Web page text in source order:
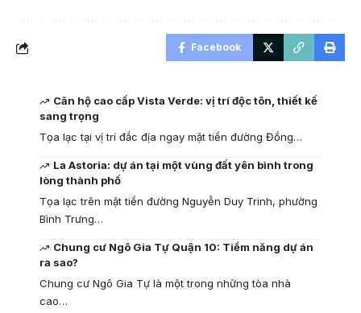
Facebook
Căn hộ cao cấp Vista Verde: vị trí độc tôn, thiết kế
sang trọng
Tọa lạc tại vị trí đắc địa ngay mặt tiền đường Đồng…
La Astoria: dự án tại một vùng đất yên bình trong
lòng thành phố
Tọa lạc trên mặt tiền đường Nguyễn Duy Trinh, phường
Bình Trưng…
Chung cư Ngô Gia Tự Quận 10: Tiềm năng dự án
ra sao?
Chung cư Ngô Gia Tự là một trong những tòa nhà
cao…